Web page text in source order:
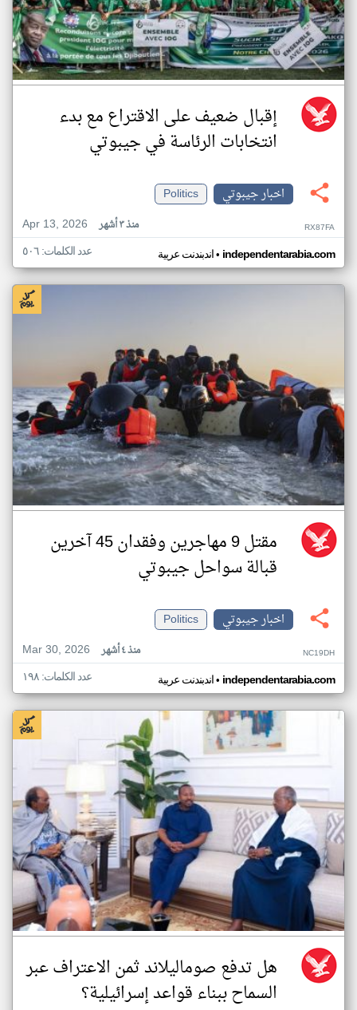
إقبال ضعيف على الاقتراع مع بدء
انتخابات الرئاسة في جيبوتي
اخبار جيبوتي
Politics
Apr 13, 2026
منذ ٣ أشهر RX87FA
اندبندنت عربية• independentarabia.com عدد الكلمات: ٥٠٦
مقتل 9 مهاجرين وفقدان 45 آخرين
قبالة سواحل جيبوتي
اخبار جيبوتي
Politics
Mar 30, 2026
منذ ٤ أشهر NC19DH
اندبندنت عربية• independentarabia.com عدد الكلمات: ١٩٨
هل تدفع صوماليلاند ثمن الاعتراف عبر
السماح ببناء قواعد إسرائيلية؟